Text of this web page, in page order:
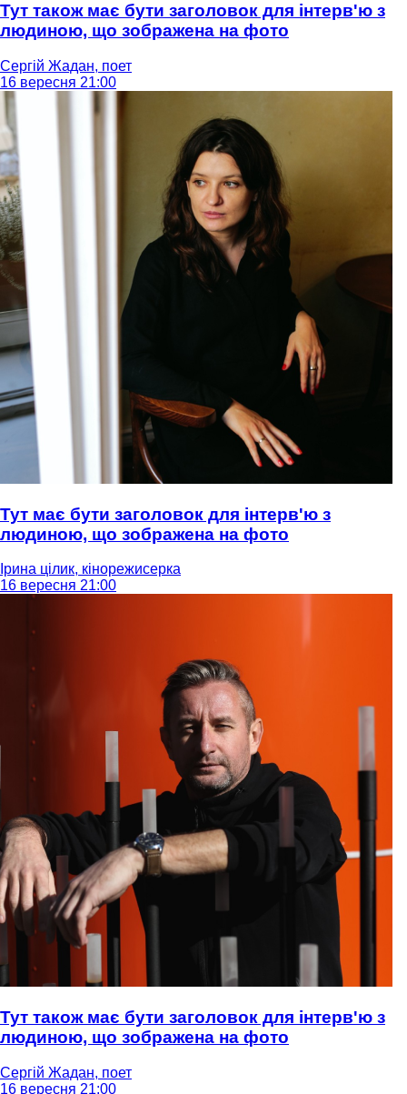
Тут також має бути заголовок для інтерв'ю з
людиною, що зображена на фото
Сергій Жадан, поет
16 вересня 21:00
Тут має бути заголовок для інтерв'ю з
людиною, що зображена на фото
Ірина цілик, кінорежисерка
16 вересня 21:00
Тут також має бути заголовок для інтерв'ю з
людиною, що зображена на фото
Сергій Жадан, поет
16 вересня 21:00